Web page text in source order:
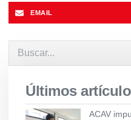
EMAIL
Últimos
ACAV